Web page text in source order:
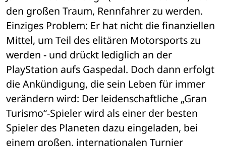
den großen Traum, Rennfahrer zu werden.
Einziges Problem: Er hat nicht die finanziellen
Mittel, um Teil des elitären Motorsports zu
werden - und drückt lediglich an der
PlayStation aufs Gaspedal. Doch dann erfolgt
die Ankündigung, die sein Leben für immer
verändern wird: Der leidenschaftliche „Gran
Turismo“-Spieler wird als einer der besten
Spieler des Planeten dazu eingeladen, bei
einem großen, internationalen Turnier